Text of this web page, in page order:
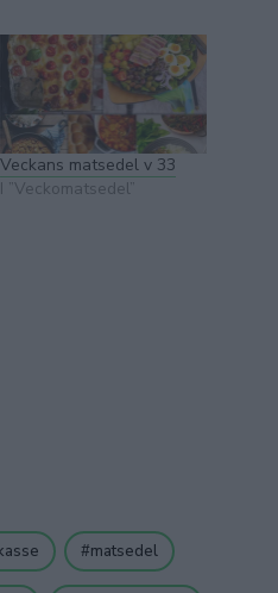
Veckans matsedel v 33
I ”Veckomatsedel”
matsedel